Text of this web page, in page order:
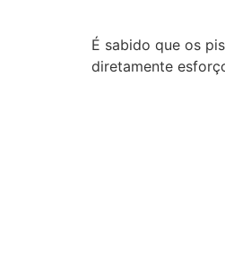
É sabido que os
diretamente